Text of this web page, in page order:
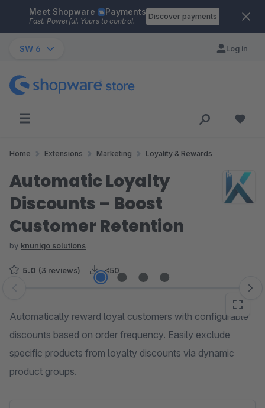
Skip to main content
Meet Shopware Payments
Fast. Powerful. Yours to control.
Discover payments
SW 6 Log in
Home Extensions Marketing Loyality & Rewards
Automatic Loyalty
Discounts – Boost
Customer Retention
by knunigo solutions
5.0 (3 reviews) <50
Skip image gallery
Automatically reward loyal customers with configurable
discounts based on order frequency. Easily exclude
specific products from loyalty discounts via dynamic
product groups.